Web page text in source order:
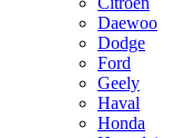
Daewoo
Dodge
Ford
Geely
Haval
Honda